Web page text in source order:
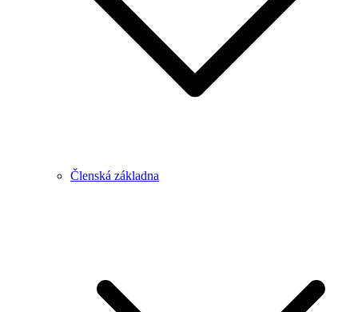
Členská základna